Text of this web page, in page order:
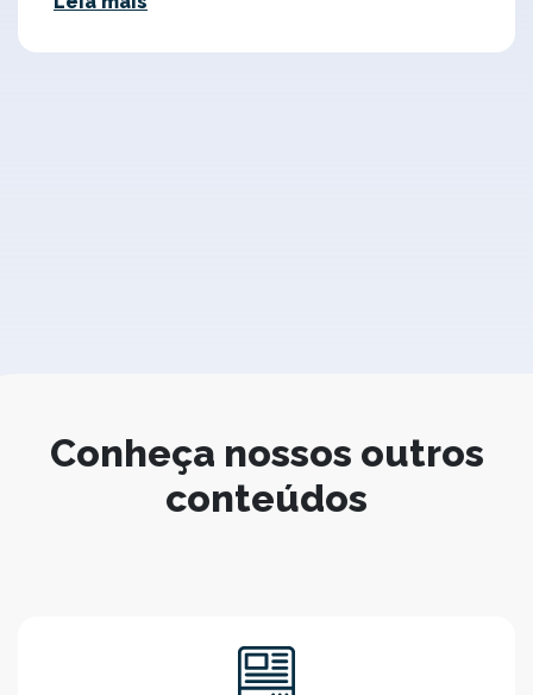
Conheça nossos outros
conteúdos